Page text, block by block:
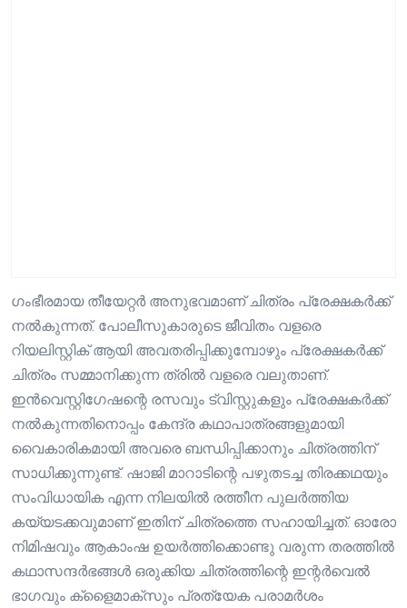
ഗംഭീരമായ തീയേറ്റർ അനുഭവമാണ് ചിത്രം പ്രേക്ഷകർക്ക്
നൽകുന്നത്. പോലീസുകാരുടെ ജീവിതം വളരെ
റിയലിസ്റ്റിക് ആയി അവതരിപ്പിക്കുമ്പോഴും പ്രേക്ഷകർക്ക്
ചിത്രം സമ്മാനിക്കുന്ന ത്രിൽ വളരെ വലുതാണ്.
ഇൻവെസ്റ്റിഗേഷന്റെ രസവും ട്വിസ്റ്റുകളും പ്രേക്ഷകർക്ക്
നൽകുന്നതിനൊപ്പം കേന്ദ്ര കഥാപാത്രങ്ങളുമായി
വൈകാരികമായി അവരെ ബന്ധിപ്പിക്കാനും ചിത്രത്തിന്
സാധിക്കുന്നുണ്ട്. ഷാജി മാറാടിന്റെ പഴുതടച്ച തിരക്കഥയും
സംവിധായിക എന്ന നിലയിൽ രത്തീന പുലർത്തിയ
കയ്യടക്കവുമാണ് ഇതിന് ചിത്രത്തെ സഹായിച്ചത്. ഓരോ
നിമിഷവും ആകാംഷ ഉയർത്തിക്കൊണ്ടു വരുന്ന തരത്തിൽ
കഥാസന്ദർഭങ്ങൾ ഒരുക്കിയ ചിത്രത്തിന്റെ ഇന്റർവെൽ
ഭാഗവും ക്ളൈമാക്‌സും പ്രത്യേക പരാമർശം